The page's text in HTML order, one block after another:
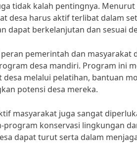
tidak kalah pentingnya.
desa harus aktif terlibat dalam
dapat berkelanjutan dan sesuai
pemerintah dan
desa mandiri. Program ini
melalui pelatihan, bantuan
potensi desa mereka.
masyarakat juga sangat
konservasi lingkungan
dapat turut serta dalam